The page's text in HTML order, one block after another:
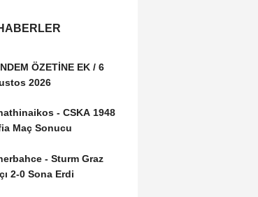
ÖZETİNE EK / 6
2026
- CSKA 1948
Maç Sonucu
- Sturm Graz
2-0 Sona Erdi